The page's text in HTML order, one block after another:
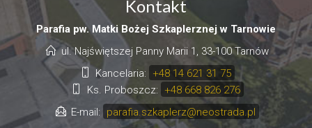
Kontakt
Parafia pw. Matki Bożej Szkaplerznej w Tarnowie
ul. Najświętszej Panny Marii 1, 33-100 Tarnów
Kancelaria:
+48 14 621 31 75
Ks. Proboszcz:
+48 668 826 276
E-mail:
parafia.szkaplerz@neostrada.pl